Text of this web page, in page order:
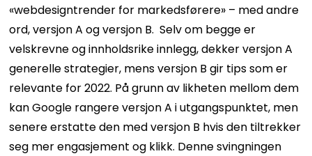
«webdesigntrender for markedsførere» – med andre
ord, versjon A og versjon B. Selv om begge er
velskrevne og innholdsrike innlegg, dekker versjon A
generelle strategier, mens versjon B gir tips som er
relevante for 2022. På grunn av likheten mellom dem
kan Google rangere versjon A i utgangspunktet, men
senere erstatte den med versjon B hvis den tiltrekker
seg mer engasjement og klikk. Denne svingningen